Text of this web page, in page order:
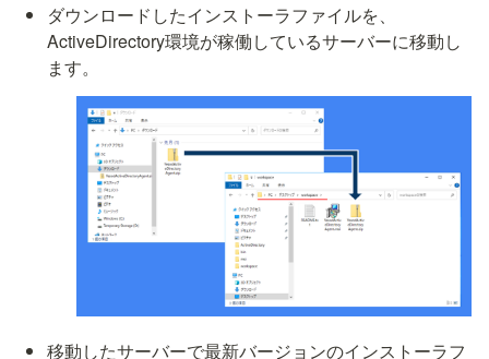
ダウンロードしたインストーラファイルを、
ActiveDirectory環境が稼働しているサーバーに移動し
ます。
移動したサーバーで最新バージョンのインストーラフ